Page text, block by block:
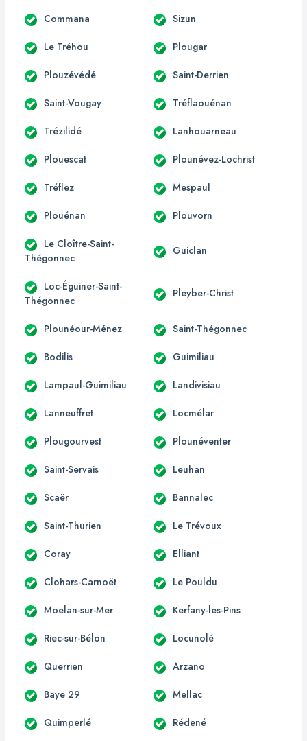
Commana Sizun
Le Tréhou Plougar
Plouzévédé Saint-Derrien
Saint-Vougay Tréflaouénan
Trézilidé Lanhouarneau
Plouescat Plounévez-Lochrist
Tréflez Mespaul
Plouénan Plouvorn
Le Cloître-Saint-
Thégonnec
Guiclan
Loc-Éguiner-Saint-
Thégonnec
Pleyber-Christ
Plounéour-Ménez Saint-Thégonnec
Bodilis Guimiliau
Lampaul-Guimiliau Landivisiau
Lanneuffret Locmélar
Plougourvest Plounéventer
Saint-Servais Leuhan
Scaër Bannalec
Saint-Thurien Le Trévoux
Coray Elliant
Clohars-Carnoët Le Pouldu
Moëlan-sur-Mer Kerfany-les-Pins
Riec-sur-Bélon Locunolé
Querrien Arzano
Baye 29 Mellac
Quimperlé Rédené